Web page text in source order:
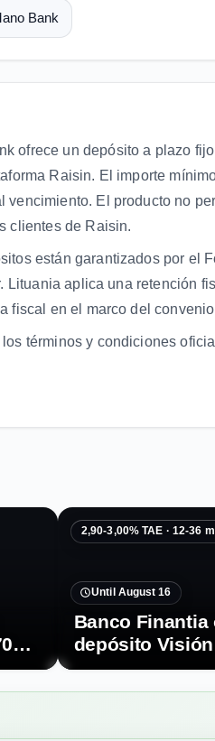
Bank
ofrece un depósito a plazo
Raisin. El importe
vencimiento. El producto no
clientes de Raisin.
están garantizados por el
Lituania aplica una retención
fiscal en el marco del
términos y condiciones
2,90-3,00% TAE · 12-36
Until August 16
Banco Finantia
depósito
3,00% TAE